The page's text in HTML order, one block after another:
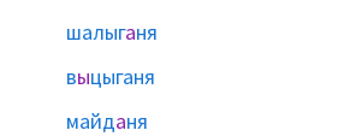
шалыганя
выцыганя
майданя